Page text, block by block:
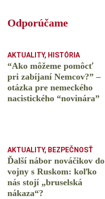
Odporúčame
AKTUALITY, HISTÓRIA
“Ako môžeme pomôcť
pri zabíjaní Nemcov?” –
otázka pre nemeckého
nacistického “novinára”
AKTUALITY, BEZPEČNOSŤ
Ďalší nábor nováčikov do
vojny s Ruskom: koľko
nás stojí „bruselská
nákaza“?